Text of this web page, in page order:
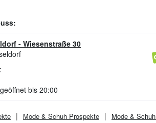
:
- Wiesenstraße 30
bis 20:00
Mode & Schuh Prospekte Mode & Schuh